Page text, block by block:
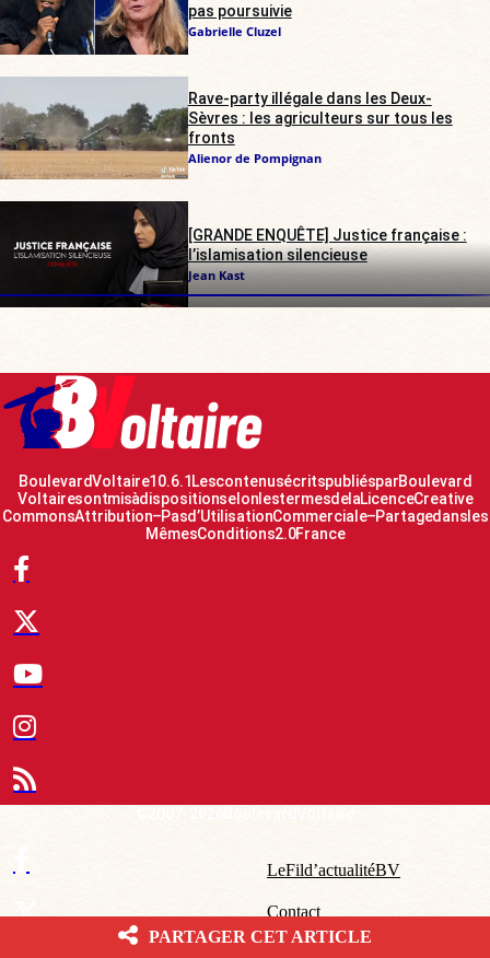
pas poursuivie
Gabrielle Cluzel
Rave-party illégale dans les Deux-
Sèvres : les agriculteurs sur tous les
fronts
Alienor de Pompignan
[GRANDE ENQUÊTE] Justice française :
l’islamisation silencieuse
Jean Kast
Boulevard Voltaire 10.6.1 Les contenus écrits publiés par Boulevard
Voltaire sont mis à disposition selon les termes de la Licence Creative
Commons Attribution – Pas d’Utilisation Commerciale – Partage dans les
Mêmes Conditions 2.0 France
Le Fil d’actualité BV
Contact
PARTAGER CET ARTICLE